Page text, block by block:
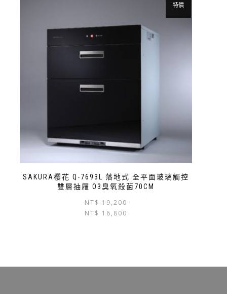
SAKURA櫻花 Q-7693L 落地式 全平面玻璃觸控
雙層抽屜 O3臭氧殺菌70CM
特價
NT$19,200
NT$ 16,800